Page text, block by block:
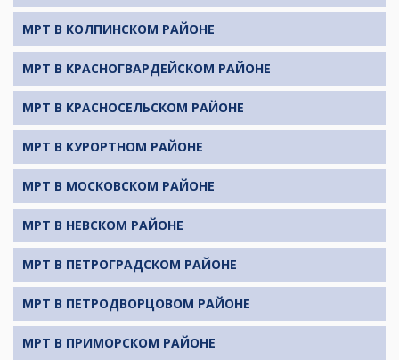
МРТ В КОЛПИНСКОМ РАЙОНЕ
МРТ В КРАСНОГВАРДЕЙСКОМ РАЙОНЕ
МРТ В КРАСНОСЕЛЬСКОМ РАЙОНЕ
МРТ В КУРОРТНОМ РАЙОНЕ
МРТ В МОСКОВСКОМ РАЙОНЕ
МРТ В НЕВСКОМ РАЙОНЕ
МРТ В ПЕТРОГРАДСКОМ РАЙОНЕ
МРТ В ПЕТРОДВОРЦОВОМ РАЙОНЕ
МРТ В ПРИМОРСКОМ РАЙОНЕ